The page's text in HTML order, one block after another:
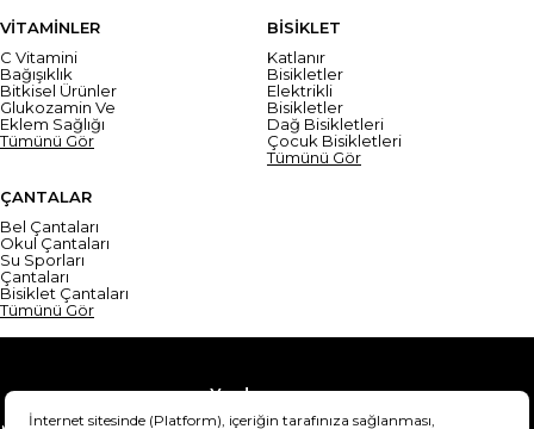
VİTAMİNLER
C Vitamini
Bağışıklık
Bitkisel Ürünler
Glukozamin Ve
Eklem Sağlığı
Tümünü Gör
BİSİKLET
Katlanır
Bisikletler
Elektrikli
Bisikletler
Dağ Bisikletleri
Çocuk Bisikletleri
Tümünü Gör
ÇANTALAR
Bel Çantaları
Okul Çantaları
Su Sporları
Çantaları
Bisiklet Çantaları
Tümünü Gör
Yardım